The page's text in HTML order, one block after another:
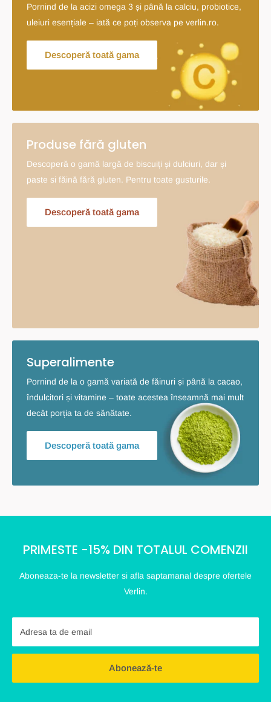
Pornind de la acizi omega 3 și până la calciu, probiotice,
uleiuri esențiale – iată ce poți observa pe verlin.ro.
Descoperă toată gama
Produse fără gluten
Descoperă o gamă largă de biscuiți și dulciuri, dar și
paste si făină fără gluten. Pentru toate gusturile.
Descoperă toată gama
Superalimente
Pornind de la o gamă variată de făinuri și până la cacao,
îndulcitori și vitamine – toate acestea înseamnă mai mult
decât porția ta de sănătate.
Descoperă toată gama
PRIMESTE -15% DIN TOTALUL COMENZII
Aboneaza-te la newsletter si afla saptamanal despre ofertele
Verlin.
Adresa ta de email
Abonează-te